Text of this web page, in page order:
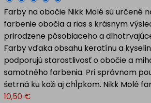
Farby na obočie Nikk Molé sú určené
farbenie obočia a rias s krásnym
prirodzene pôsobiaceho a
Farby vďaka obsahu keratínu a
podporujú starostlivosť o obočie a
samotného farbenia. Pri správnom
šetrná ku koži aj chĺpkom. Nikk Molé
10,50 €